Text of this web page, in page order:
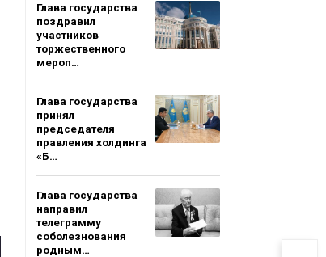
Глава государства
поздравил
участников
торжественного
мероп…
Глава государства
принял
председателя
правления холдинга
«Б…
Глава государства
направил
телеграмму
соболезнования
родным…